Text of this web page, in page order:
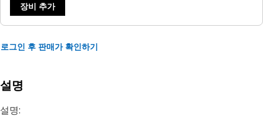
장비 추가
로그인 후 판매가 확인하기
설명
설명: